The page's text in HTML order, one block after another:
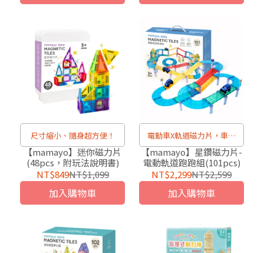
尺寸縮小、隨身超方便！
【mamayo】迷你磁力片
(48pcs，附玩法說明書)
NT$849NT$1,099
加入購物車
電動車X軌道磁力片，車車
愛好者必備！
【mamayo】星鑽磁力片-
電動軌道跑跑組(101pcs)
NT$2,299NT$2,599
加入購物車